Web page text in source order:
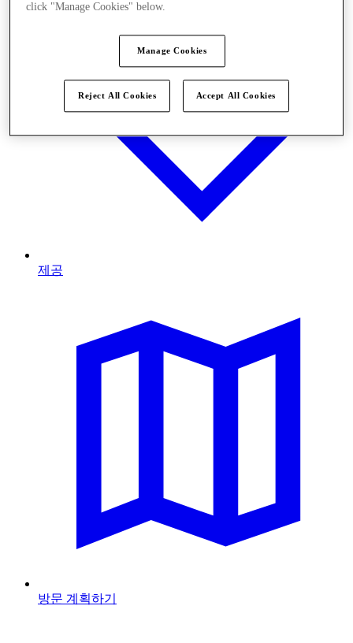
제공
방문 계획하기
click "Manage Cookies" below.
Manage Cookies
Reject All Cookies Accept All Cookies